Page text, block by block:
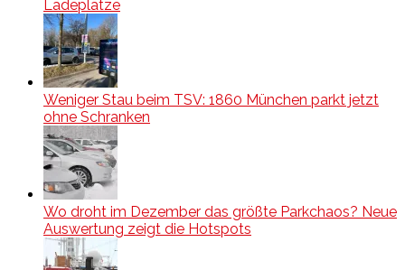
Ladeplätze
Weniger Stau beim TSV: 1860 München parkt jetzt
ohne Schranken
Wo droht im Dezember das größte Parkchaos? Neue
Auswertung zeigt die Hotspots